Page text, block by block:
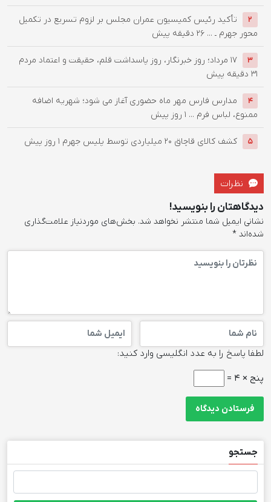
2
تأکید رئیس کمیسیون عمران مجلس بر لزوم تسریع در تکمیل
محور جهرم ـ ... 26 دقیقه پیش
3
۱۷ مرداد؛ روز خبرنگار، روز پاسداشت قلم، حقیقت و اعتماد مردم
31 دقیقه پیش
4
مدارس فارس مهر ماه حضوری آغاز می شود؛ شهریه اضافه
ممنوع، لباس فرم ... 1 روز پیش
5 کشف کالای قاچاق 20 میلیاردی توسط پلیس جهرم 1 روز پیش
نظرات
دیدگاهتان را بنویسید!
نشانی ایمیل شما منتشر نخواهد شد. بخش‌های موردنیاز علامت‌گذاری
شده‌اند *
لطفا پاسخ را به عدد انگلیسی وارد کنید:
پنج × 4 =
جستجو
جستجو
برای: